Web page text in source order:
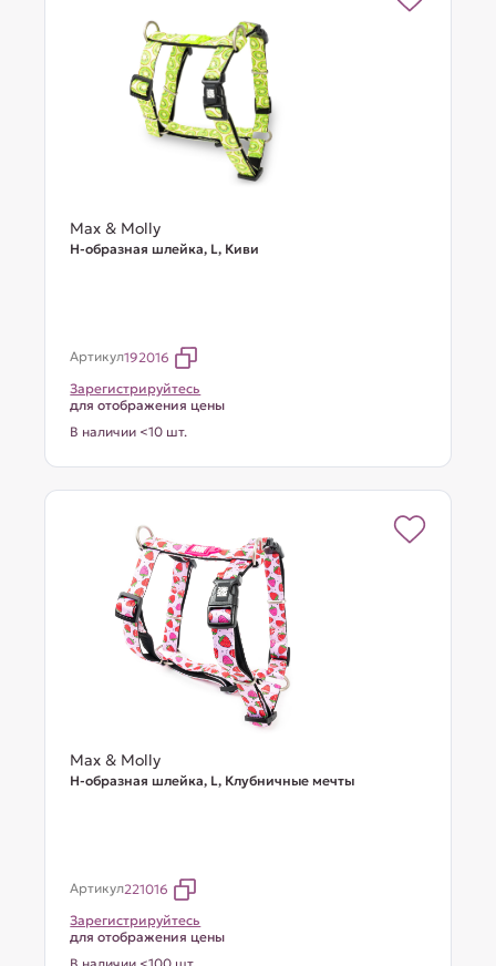
Max & Molly
Н-образная шлейка, L, Киви
Артикул192016
Зарегистрируйтесь
для отображения цены
В наличии <10 шт.
Max & Molly
Н-образная шлейка, L, Клубничные мечты
Артикул221016
Зарегистрируйтесь
для отображения цены